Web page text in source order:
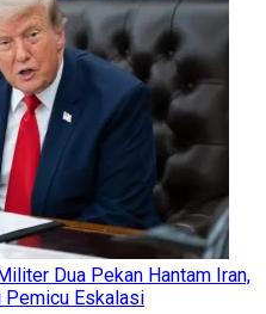
Dua Pekan Hantam Iran,
Pemicu Eskalasi